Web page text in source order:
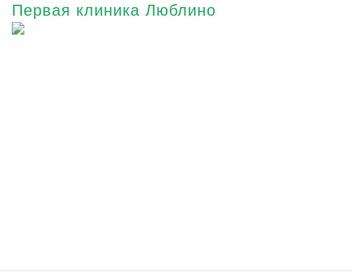
Первая клиника Люблино